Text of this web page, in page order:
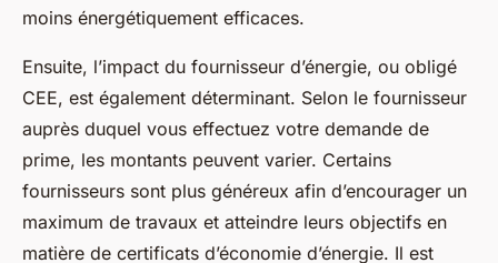
moins énergétiquement efficaces.
Ensuite, l’impact du fournisseur d’énergie, ou obligé
CEE, est également déterminant. Selon le fournisseur
auprès duquel vous effectuez votre demande de
prime, les montants peuvent varier. Certains
fournisseurs sont plus généreux afin d’encourager un
maximum de travaux et atteindre leurs objectifs en
matière de certificats d’économie d’énergie. Il est